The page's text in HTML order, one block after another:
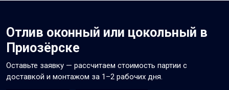
Отлив оконный или цокольный в
Приозёрске
Оставьте заявку — рассчитаем стоимость партии с
доставкой и монтажом за 1–2 рабочих дня.